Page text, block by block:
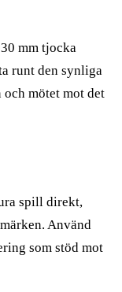
mm tjocka
runt den synliga
mötet mot det
spill direkt,
Använd
som stöd mot